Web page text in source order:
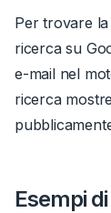
Per trovare
ricerca su
e-mail nel
ricerca
Esempi